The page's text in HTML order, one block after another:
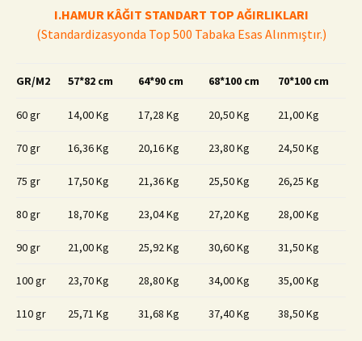
I.HAMUR KÂĞIT STANDART TOP AĞIRLIKLARI
(Standardizasyonda Top 500 Tabaka Esas Alınmıştır.)
GR/M2 57*82 cm 64*90 cm 68*100 cm 70*100 cm
60 gr 14,00 Kg 17,28 Kg 20,50 Kg 21,00 Kg
70 gr 16,36 Kg 20,16 Kg 23,80 Kg 24,50 Kg
75 gr 17,50 Kg 21,36 Kg 25,50 Kg 26,25 Kg
80 gr 18,70 Kg 23,04 Kg 27,20 Kg 28,00 Kg
90 gr 21,00 Kg 25,92 Kg 30,60 Kg 31,50 Kg
100 gr 23,70 Kg 28,80 Kg 34,00 Kg 35,00 Kg
110 gr 25,71 Kg 31,68 Kg 37,40 Kg 38,50 Kg